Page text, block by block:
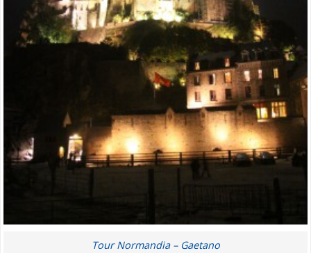
Tour Normandia – Gaetano